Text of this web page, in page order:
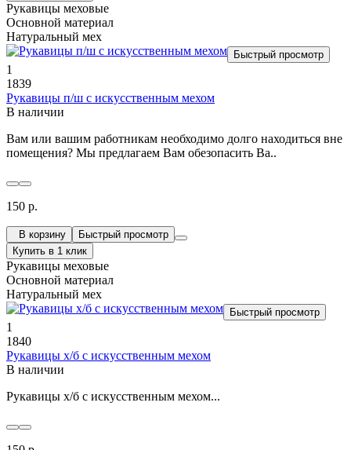
Рукавицы меховые
Основной материал
Натуральный мех
Быстрый просмотр
1
1839
Рукавицы п/ш с искусственным мехом
В наличии
Вам или вашим работникам необходимо долго находиться вне
помещения? Мы предлагаем Вам обезопасить Ва..
150 р.
В корзину
Быстрый просмотр
Купить в 1 клик
Рукавицы меховые
Основной материал
Натуральный мех
Быстрый просмотр
1
1840
Рукавицы х/б с искусственным мехом
В наличии
Рукавицы х/б с искусственным мехом...